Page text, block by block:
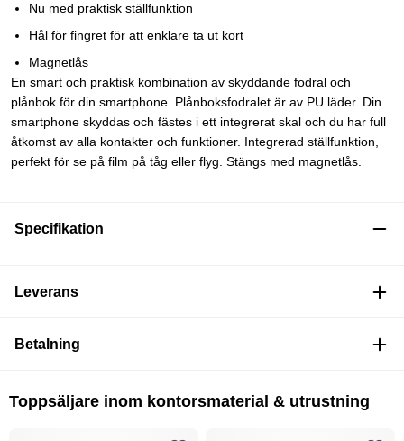
Nu med praktisk ställfunktion
Hål för fingret för att enklare ta ut kort
Magnetlås
En smart och praktisk kombination av skyddande fodral och
plånbok för din smartphone. Plånboksfodralet är av PU läder. Din
smartphone skyddas och fästes i ett integrerat skal och du har full
åtkomst av alla kontakter och funktioner. Integrerad ställfunktion,
perfekt för se på film på tåg eller flyg. Stängs med magnetlås.
Specifikation
Leverans
Betalning
Toppsäljare inom kontorsmaterial & utrustning